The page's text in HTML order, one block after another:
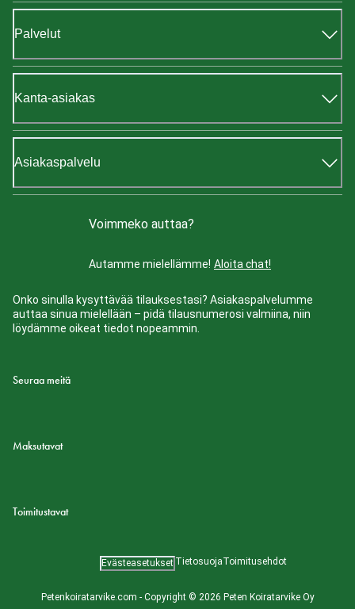
Palvelut
Kanta-asiakas
Asiakaspalvelu
Voimmeko auttaa?
Autamme mielellämme! Aloita chat!
Onko sinulla kysyttävää tilauksestasi? Asiakaspalvelumme
auttaa sinua mielellään – pidä tilausnumerosi valmiina, niin
löydämme oikeat tiedot nopeammin.
Seuraa meitä
Maksutavat
Toimitustavat
Petenkoiratarvike.com - Copyright © 2026 Peten Koiratarvike Oy
Evästeasetukset TietosuojaToimitusehdot